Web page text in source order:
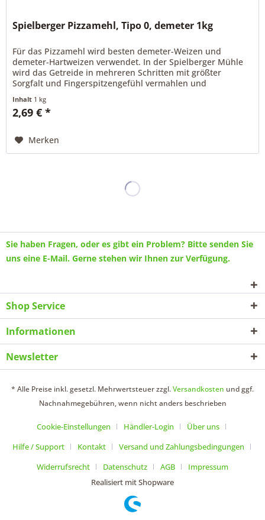
Spielberger Pizzamehl, Tipo 0, demeter 1kg
Für das Pizzamehl wird besten demeter-Weizen und
demeter-Hartweizen verwendet. In der Spielberger Mühle
wird das Getreide in mehreren Schritten mit größter
Sorgfalt und Fingerspitzengefühl vermahlen und
Inhalt 1 kg
2,69 € *
Merken
Sie haben Fragen, oder es gibt ein Problem? Bitte senden Sie
uns eine E-Mail. Gerne stehen wir Ihnen zur Verfügung.
Shop Service
Informationen
Newsletter
* Alle Preise inkl. gesetzl. Mehrwertsteuer zzgl.Versandkosten und ggf.
Nachnahmegebühren, wenn nicht anders beschrieben
Cookie-Einstellungen Händler-Login
Über uns
Hilfe / Support
Kontakt
Versand und Zahlungsbedingungen
Widerrufsrecht
Datenschutz AGB
Impressum
Realisiert mit Shopware